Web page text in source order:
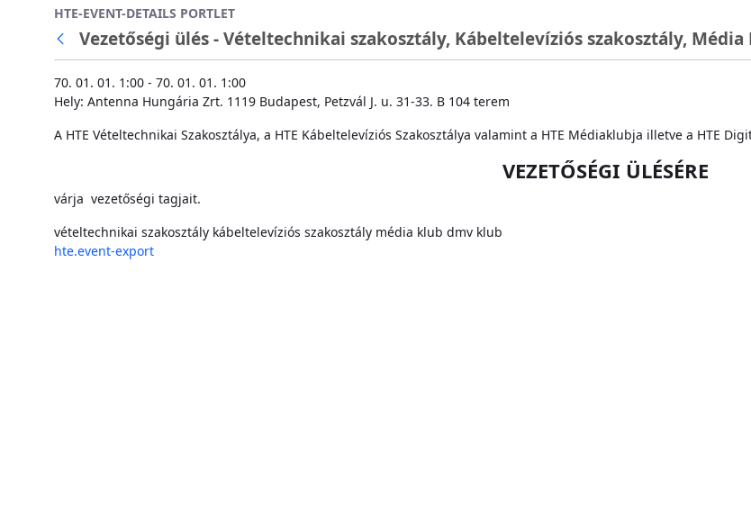
Ugrás a fő tartalomhoz
HTE-EVENT-DETAILS PORTLET
Vezetőségi ülés - Vételtechnikai szakosztály, Kábeltelevíziós szakosztály, Média
70. 01. 01. 1:00 - 70. 01. 01. 1:00
Hely: Antenna Hungária Zrt. 1119 Budapest, Petzvál J. u. 31-33. B 104 terem
A HTE Vételtechnikai Szakosztálya, a HTE Kábeltelevíziós Szakosztálya valamint a HTE Médiaklubja illetve a HTE
VEZETŐSÉGI ÜLÉSÉRE
várja vezetőségi tagjait.
vételtechnikai szakosztály kábeltelevíziós szakosztály média klub dmv klub
hte.event-export